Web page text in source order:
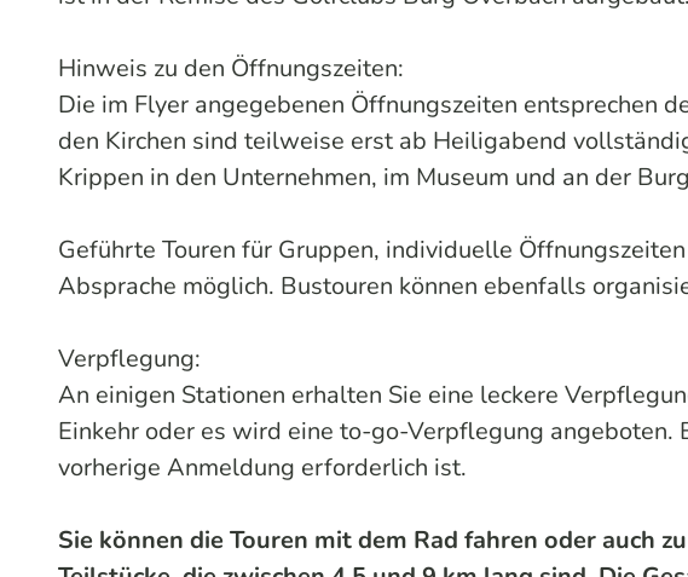
Hinweis zu den Öffnungszeiten:
Die im Flyer angegebenen Öffnungszeiten entsprechen
den Kirchen sind teilweise erst ab Heiligabend
Krippen in den Unternehmen, im Museum und an der
Geführte Touren für Gruppen, individuelle
Absprache möglich. Bustouren können ebenfalls
Verpflegung:
An einigen Stationen erhalten Sie eine leckere
Einkehr oder es wird eine to-go-Verpflegung
vorherige Anmeldung erforderlich ist.
Sie können die Touren mit dem Rad fahren oder auch